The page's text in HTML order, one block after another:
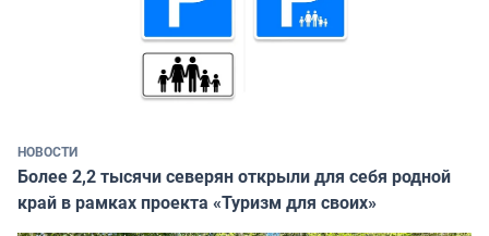
НОВОСТИ
Более 2,2 тысячи северян открыли для себя родной
край в рамках проекта «Туризм для своих»